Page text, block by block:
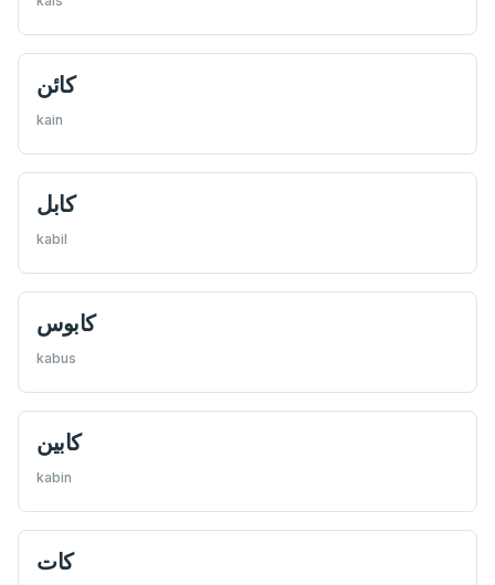
كائن
kain
كابل
kabil
كابوس
kabus
كابين
kabin
كات